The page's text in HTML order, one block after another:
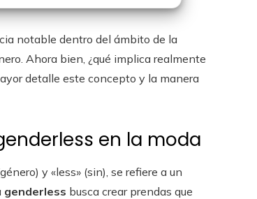
notable dentro del ámbito de la
Ahora bien, ¿qué implica realmente
detalle este concepto y la manera
en la moda
y «less» (sin), se refiere a un
genderless busca crear prendas que